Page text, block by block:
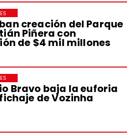
creación del Parque
Piñera con
de $4 mil millones
Bravo baja la euforia
de Vozinha